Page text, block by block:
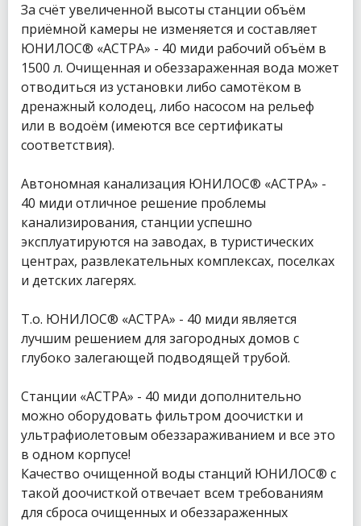
За счёт увеличенной высоты станции объём
приёмной камеры не изменяется и составляет
ЮНИЛОС® «АСТРА» - 40 миди рабочий объём в
1500 л. Очищенная и обеззараженная вода может
отводиться из установки либо самотёком в
дренажный колодец, либо насосом на рельеф
или в водоём (имеются все сертификаты
соответствия).
Автономная канализация ЮНИЛОС® «АСТРА» -
40 миди отличное решение проблемы
канализирования, станции успешно
эксплуатируются на заводах, в туристических
центрах, развлекательных комплексах, поселках
и детских лагерях.
Т.о. ЮНИЛОС® «АСТРА» - 40 миди является
лучшим решением для загородных домов с
глубоко залегающей подводящей трубой.
Станции «АСТРА» - 40 миди дополнительно
можно оборудовать фильтром доочистки и
ультрафиолетовым обеззараживанием и все это
в одном корпусе!
Качество очищенной воды станций ЮНИЛОС® с
такой доочисткой отвечает всем требованиям
для сброса очищенных и обеззараженных